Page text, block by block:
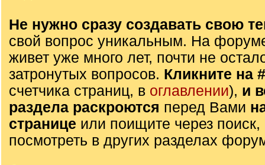
Не нужно сразу создавать свою
свой вопрос уникальным. На
живет уже много лет, почти не
затронутых вопросов. Кликните на
счетчика страниц, в оглавлении), и
раздела раскроются перед Вами
странице или поищите через
посмотреть в других разделах